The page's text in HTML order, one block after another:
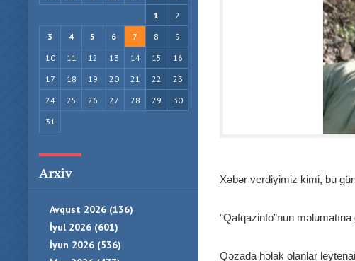
1
2
3
4 5 6 7 8
9
10
11 12 13 14 15
16
17
18 19 20 21 22
23
24
25 26 27 28 29
30
31
Arxiv
Avqust 2026 (136)
İyul 2026 (601)
İyun 2026 (536)
Xəbər verdiyimiz kimi, bu
“Qafqazinfo”nun
Qəzada həlak olanlar